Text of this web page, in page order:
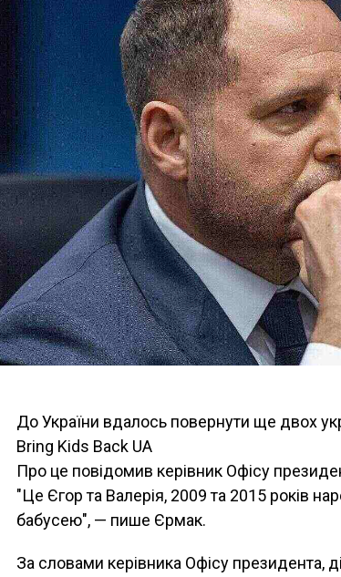
До України вдалось повернути ще двох
Bring Kids Back UA
Про це повідомив керівник Офісу
"Це Єгор та Валерія, 2009 та 2015 років
бабусею", — пише Єрмак.
За словами керівника Офісу президента,